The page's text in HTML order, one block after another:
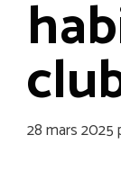
28 mars 2025